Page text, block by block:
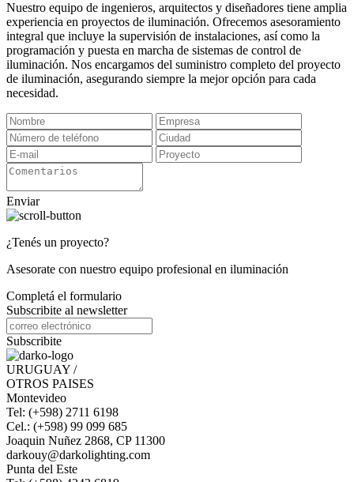
Nuestro equipo de ingenieros, arquitectos y diseñadores tiene amplia
experiencia en proyectos de iluminación. Ofrecemos asesoramiento
integral que incluye la supervisión de instalaciones, así como la
programación y puesta en marcha de sistemas de control de
iluminación. Nos encargamos del suministro completo del proyecto
de iluminación, asegurando siempre la mejor opción para cada
necesidad.
Enviar
¿Tenés un proyecto?
Asesorate con nuestro equipo profesional en iluminación
Completá el formulario
Subscribite al newsletter
Subscribite
URUGUAY /
OTROS PAISES
Montevideo
Tel: (+598) 2711 6198
Cel.: (+598) 99 099 685
Joaquin Nuñez 2868, CP 11300
darkouy@darkolighting.com
Punta del Este